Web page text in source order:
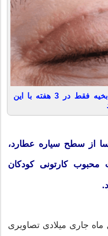
کاهش چشمگیر جای زخم و بخیه فقط در 3 هفته با این
از سطح سیاره عطارد،
كارتونی كودكان
جاری میلادی تصاویری